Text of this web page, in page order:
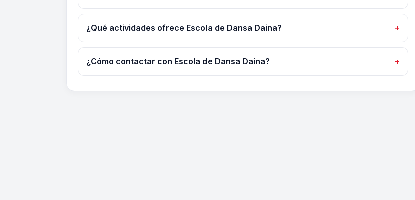
¿Qué actividades ofrece Escola de Dansa Daina?
¿Cómo contactar con Escola de Dansa Daina?